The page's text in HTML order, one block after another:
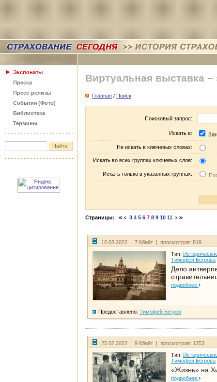
Экспонаты
Пресса
Пресс-релизы
События (Фото)
Библиотека
Термины
Виртуальная выставка –
Главная / Поиск
Поисковый запрос:
Искать в:
Не искать в ключевых словах:
Искать во всех группах ключевых слов:
Искать только в указанных группах:
Страницы: 3 4 5 6 7 8 9 10 11
10.03.2022 | 7 Кбайт | просмотров: 819
Тип:
Тимофея Бегрова
Дело
подробнее
Предоставлено: Тимофей Бегров
25.02.2022 | 9 Кбайт | просмотров: 1253
Тип:
Тимофея Бегрова
«Жизнь» на
подробнее